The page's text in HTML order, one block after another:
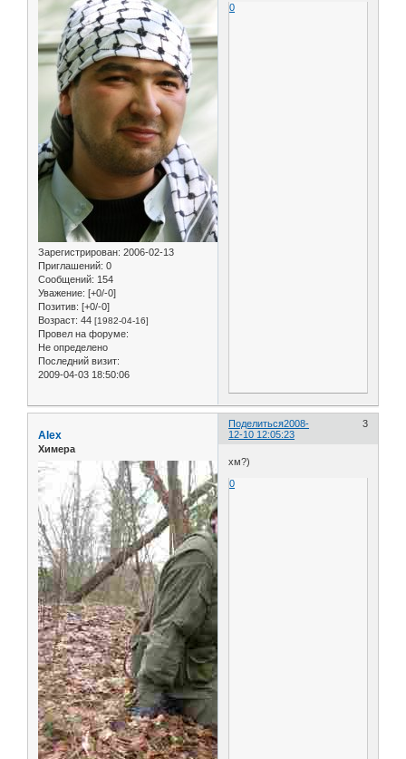
Зарегистрирован: 2006-02-13
Приглашений: 0
Сообщений: 154
Уважение: [+0/-0]
Позитив: [+0/-0]
Возраст: 44 [1982-04-16]
Провел на форуме:
Не определено
Последний визит:
2009-04-03 18:50:06
0
Поделиться 3
2008-
12-10 12:05:23
Alex
Химера
хм?)
0